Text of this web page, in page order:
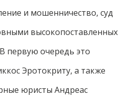
и мошенничество, суд
высокопоставленных
первую очередь это
Эротокриту, а также
юристы Андреас